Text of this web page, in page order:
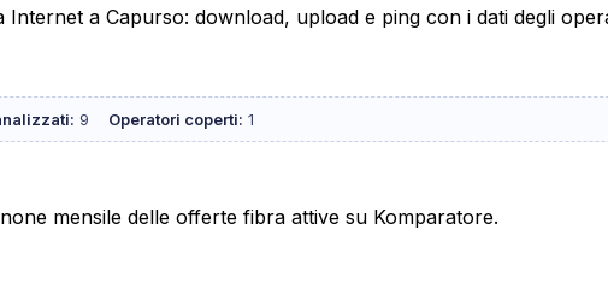
Internet a Capurso: download, upload e ping con i dati degli
9 Operatori coperti: 1
mensile delle offerte fibra attive su Komparatore.